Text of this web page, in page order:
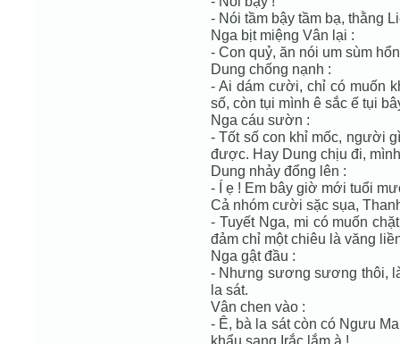
- Nói tầm bậy tầm bạ, thằng
Nga bịt miệng Vân lại :
- Con quỷ, ăn nói um sùm
Dung chống nạnh :
- Ai dám cười, chỉ có muốn
số, còn tụi mình ê sắc ế tụi
Nga cáu sườn :
- Tốt số con khỉ mốc, người
được. Hay Dung chịu đi,
Dung nhảy đổng lên :
- Í ẹ ! Em bây giờ mới tuổi
Cả nhóm cười sặc sụa,
- Tuyết Nga, mi có muốn
đảm chỉ một chiêu là văng
Nga gật đầu :
- Nhưng sương sương thôi,
la sát.
Vân chen vào :
- Ê, bà la sát còn có Ngưu
khẩu sang Irắc lắm à !